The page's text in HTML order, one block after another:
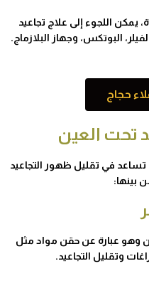
يمكن اللجوء إلى علاج تجاعيد
البوتكس، وجهاز البلازماج.
حجاج
تحت العين
تساعد في تقليل ظهور التجاعيد
بينها:
وهو عبارة عن حقن مواد مثل
وتقليل التجاعيد.